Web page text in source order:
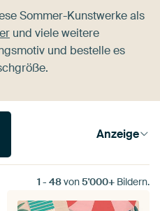
Sommer-Kunstwerke als
und viele weitere
und bestelle es
Anzeige
1 - 48von5'000+ Bildern.